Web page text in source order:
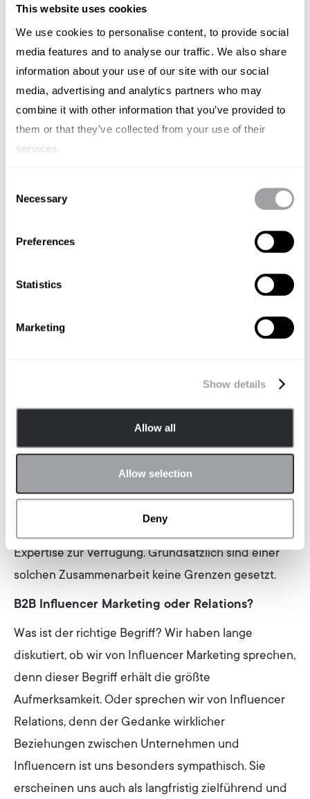
This website uses cookies
We use cookies to personalise content, to provide social
media features and to analyse our traffic. We also share
information about your use of our site with our social
media, advertising and analytics partners who may
combine it with other information that you’ve provided to
them or that they’ve collected from your use of their
services.
Selection
Necessary
Preferences
Statistics
Marketing
Show details
Allow all
Allow selection
Deny
von langfristigen Partnerschaften mit Influencern,
die es ermöglichen, kontinuierlich relevante Inhalte
zu erstellen und die Marke auf authentische Weise
zu unterstützen.
Influencer Marketing ist trotz der Digitalisierung und
stecke mehr Geld rein, dann kommt auch mehr Geld
wieder raus). Wir wollen mit Influencern langfristige
Partnerschaften etablieren und mit diesen auch
kontinuierliche und beständige Zusammenarbeit ist
Wie eine Zusammenarbeit mit Influencern aussehen
Kanälen Content teilen, Artikel oder Rezensionen
über Produkte verfassen oder mit Unternehmen für
Expertise zur Verfügung. Grundsätzlich sind einer
solchen Zusammenarbeit keine Grenzen gesetzt.
B2B Influencer Marketing oder Relations?
Was ist der richtige Begriff? Wir haben lange
diskutiert, ob wir von Influencer Marketing sprechen,
denn dieser Begriff erhält die größte
Aufmerksamkeit. Oder sprechen wir von Influencer
Relations, denn der Gedanke wirklicher
Beziehungen zwischen Unternehmen und
Influencern ist uns besonders sympathisch. Sie
erscheinen uns auch als langfristig zielführend und